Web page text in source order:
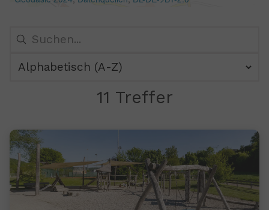
11 Treffer
11 Ergebnisse gefunden